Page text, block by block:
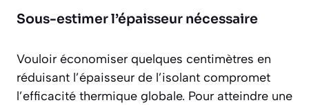
Sous-estimer l’épaisseur nécessaire
Vouloir économiser quelques centimètres en
réduisant l’épaisseur de l’isolant compromet
l’efficacité thermique globale. Pour atteindre une